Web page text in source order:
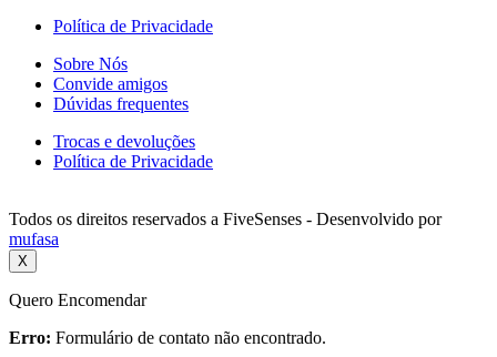
Política de Privacidade
Sobre Nós
Convide amigos
Dúvidas frequentes
Trocas e devoluções
Política de Privacidade
Todos os direitos reservados a FiveSenses - Desenvolvido por
mufasa
X
Quero Encomendar
Erro: Formulário de contato não encontrado.